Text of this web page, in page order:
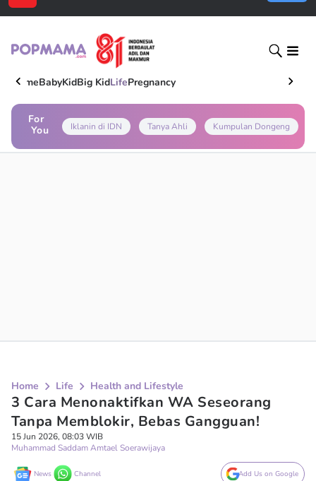
HomeBabyKidBig KidLifePregnancy
For
You
Iklanin di IDN Tanya Ahli Kumpulan Dongeng
Home Life Health and Lifestyle
3 Cara Menonaktifkan WA Seseorang
Tanpa Memblokir, Bebas Gangguan!
15 Jun 2026, 08:03 WIB
Muhammad Saddam Amtael Soerawijaya
News Channel Add Us on Google